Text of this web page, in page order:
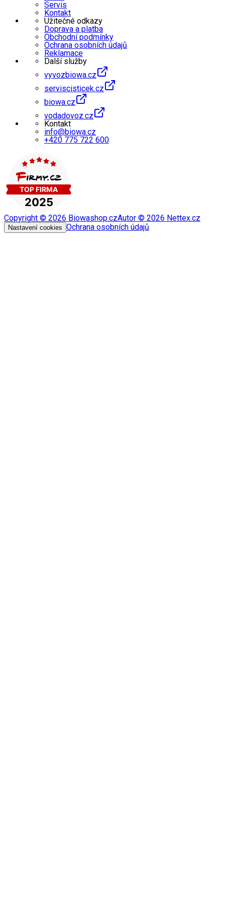
Servis
Kontakt
Užitečné odkazy
Doprava a platba
Obchodní podmínky
Ochrana osobních údajů
Reklamace
Další služby
vyvozbiowa.cz
serviscisticek.cz
biowa.cz
vodadovoz.cz
Kontakt
info@biowa.cz
+420 775 722 600
Copyright © 2026 Biowashop.czAutor © 2026 Nettex.cz
Nastavení cookies Ochrana osobních údajů